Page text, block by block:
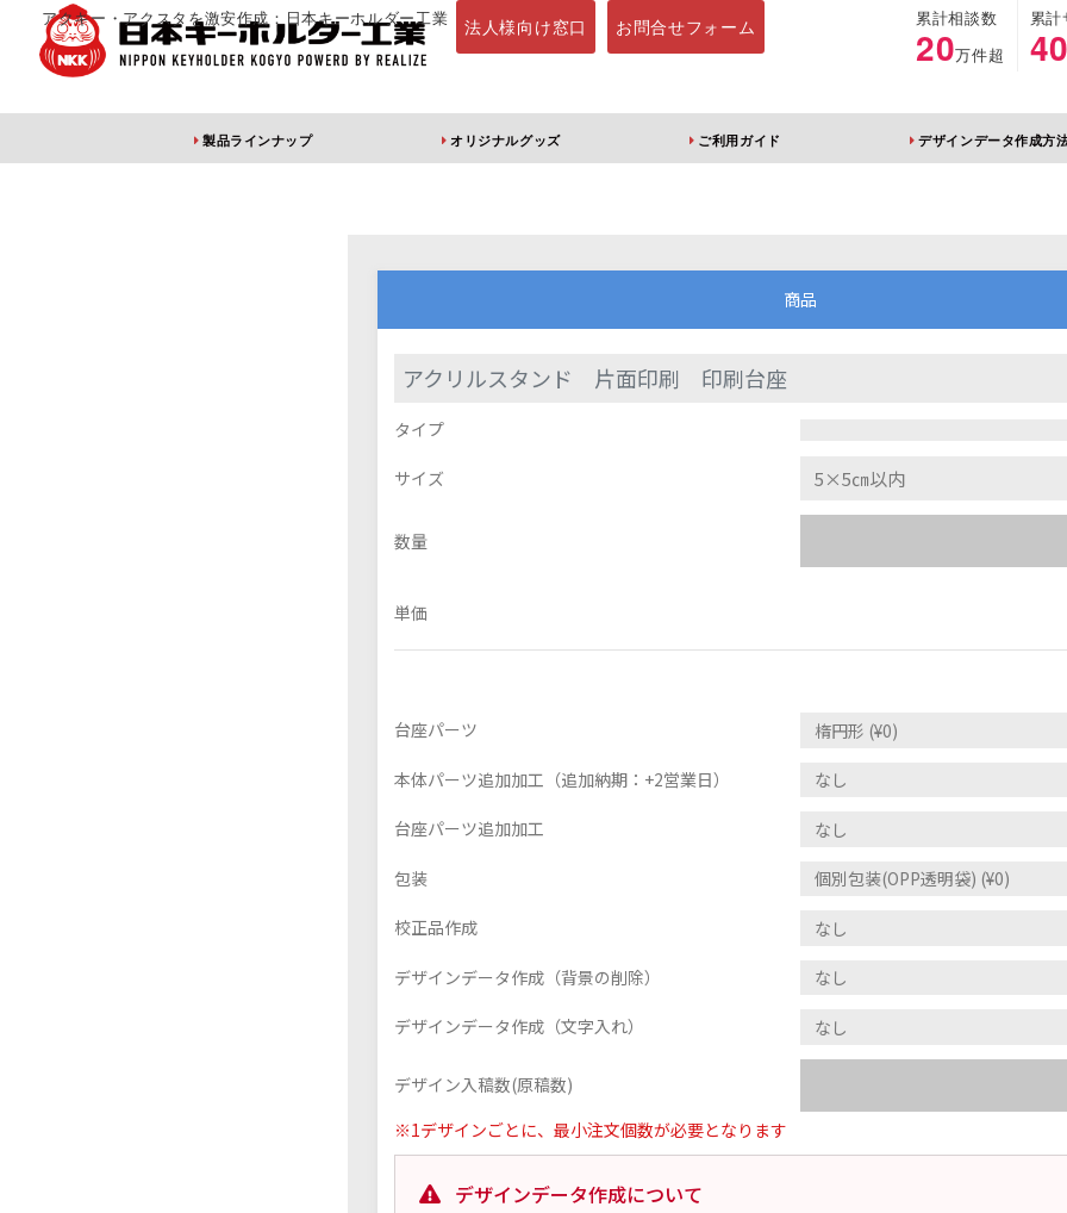
アクキー・アクスタを激安作成：日本キーホルダー工業 法人様向け窓口 お問合せフォーム 累計相談数
20万件超
累
製品ラインナップ オリジナルグッズ ご利用ガイド デザインデータ作成方
アクリルキーホルダー
商品
アクリルスタンド 片面印刷 印刷台座
タイプ
サイズ
数量
単価
台座パーツ
本体パーツ追加加工（追加納期：+2営業日）
台座パーツ追加加工
包装
校正品作成
デザインデータ作成（背景の削除）
デザインデータ作成（文字入れ）
デザイン入稿数(原稿数)
※1デザインごとに、最小注文個数が必要となります
デザインデータ作成について